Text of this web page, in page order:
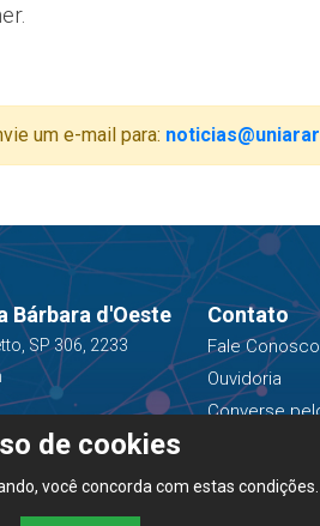
um e-mail para:
Bárbara d'Oeste
SP 306, 2233
Contato
Fale Conosco
Ouvidoria
Converse
de cookies
você concorda com estas condições.